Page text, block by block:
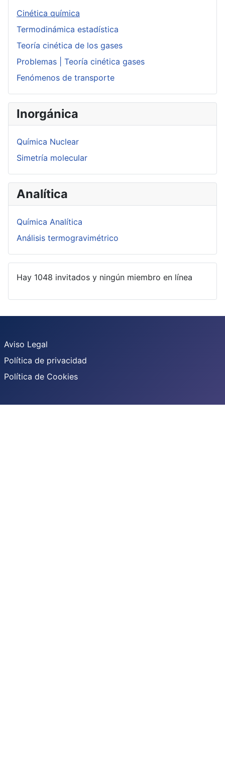
Cinética química
Termodinámica estadística
Teoría cinética de los gases
Problemas | Teoría cinética gases
Fenómenos de transporte
Inorgánica
Química Nuclear
Simetría molecular
Analítica
Química Analítica
Análisis termogravimétrico
Hay 1048 invitados y ningún miembro en línea
Aviso Legal
Política de privacidad
Política de Cookies